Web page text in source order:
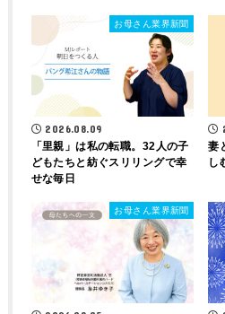
お母さん業界新聞
2026.08.09
「里親」は私の転職。32人の子
どもたちと紡ぐスリリングで幸
せな毎日
妻
し
お母さん業界新聞